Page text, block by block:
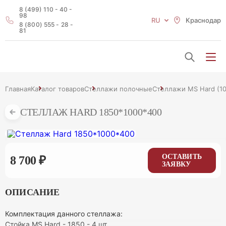
8 (499) 110 - 40 -
98
8 (800) 555 - 28 -
81
Краснодар
RU
ГлавнаяКаталог товаровСтеллажи полочныеСтеллажи MS Hard
СТЕЛЛАЖ HARD 1850*1000*400
8 700 ₽
ОСТАВИТЬ
ЗАЯВКУ
ОПИСАНИЕ
Комплектация данного стеллажа:
Стойка MS Hard - 1850 - 4 шт.